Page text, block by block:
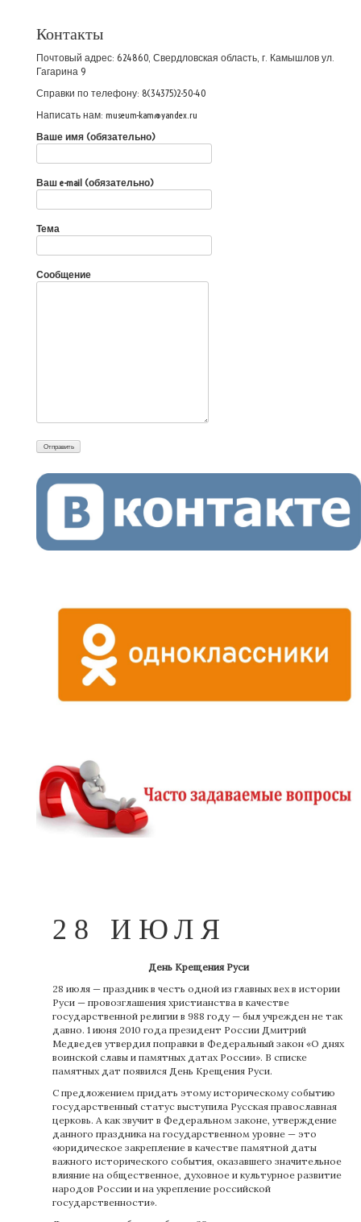
Контакты
Почтовый адрес: 624860, Свердловская область, г. Камышлов ул.
Гагарина 9
Справки по телефону: 8(34375)2-50-40
Написать нам: museum-kam@yandex.ru
Ваше имя (обязательно)
Ваш e-mail (обязательно)
Тема
Сообщение
28 ИЮЛЯ
День Крещения Руси
28 июля — праздник в честь одной из главных вех в истории
Руси — провозглашения христианства в качестве
государственной религии в 988 году — был учрежден не так
давно. 1 июня 2010 года президент России Дмитрий
Медведев утвердил поправки в Федеральный закон «О днях
воинской славы и памятных датах России». В списке
памятных дат появился День Крещения Руси.
С предложением придать этому историческому событию
государственный статус выступила Русская православная
церковь. А как звучит в Федеральном законе, утверждение
данного праздника на государственном уровне — это
«юридическое закрепление в качестве памятной даты
важного исторического события, оказавшего значительное
влияние на общественное, духовное и культурное развитие
народов России и на укрепление российской
государственности».